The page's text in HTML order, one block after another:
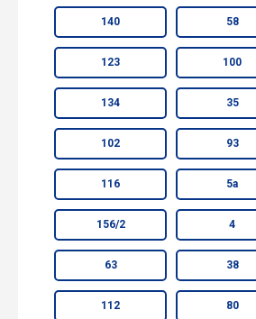
140 58
123 100
134 35
102 93
116 5а
156/2 4
63 38
112 80